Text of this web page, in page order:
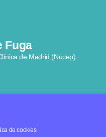
Fuga
de Madrid (Nucep)
de cookies